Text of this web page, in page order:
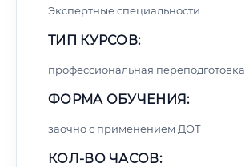
Экспертные специальности
ТИП КУРСОВ:
профессиональная переподготовка
ФОРМА ОБУЧЕНИЯ:
заочно с применением ДОТ
КОЛ-ВО ЧАСОВ: